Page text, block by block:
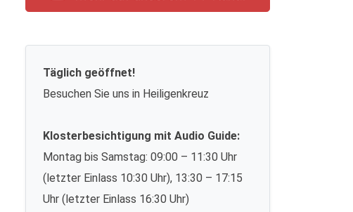
Täglich geöffnet!
Besuchen Sie uns in Heiligenkreuz
Klosterbesichtigung mit Audio Guide:
Montag bis Samstag: 09:00 – 11:30 Uhr
(letzter Einlass 10:30 Uhr), 13:30 – 17:15
Uhr (letzter Einlass 16:30 Uhr)